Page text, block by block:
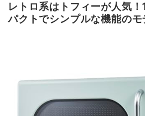
5 ダイヤル式とボタン式、自分に合った
住んでいる場所に合わせて周波数をチェ
レトロ系はトフィーが人気
パクトでシンプルな機能の